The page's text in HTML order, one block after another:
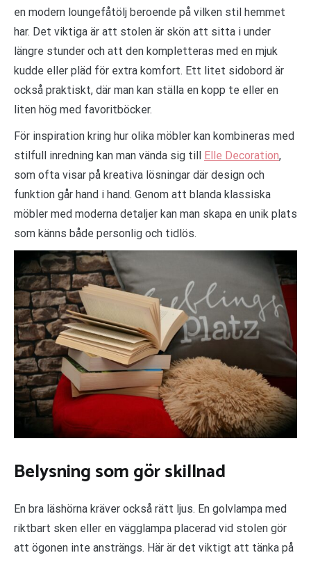
en modern loungefåtölj beroende på vilken stil hemmet
har. Det viktiga är att stolen är skön att sitta i under
längre stunder och att den kompletteras med en mjuk
kudde eller pläd för extra komfort. Ett litet sidobord är
också praktiskt, där man kan ställa en kopp te eller en
liten hög med favoritböcker.
För inspiration kring hur olika möbler kan kombineras med
stilfull inredning kan man vända sig till Elle Decoration,
som ofta visar på kreativa lösningar där design och
funktion går hand i hand. Genom att blanda klassiska
möbler med moderna detaljer kan man skapa en unik plats
som känns både personlig och tidlös.
Belysning som gör skillnad
En bra läshörna kräver också rätt ljus. En golvlampa med
riktbart sken eller en vägglampa placerad vid stolen gör
att ögonen inte ansträngs. Här är det viktigt att tänka på